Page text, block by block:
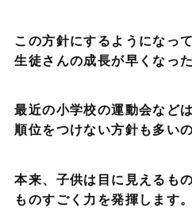
この方針にするようになって
生徒さんの成長が早くなった
最近の小学校の運動会などは
順位をつけない方針も多いの
本来、子供は目に見えるも
ものすごく力を発揮します。